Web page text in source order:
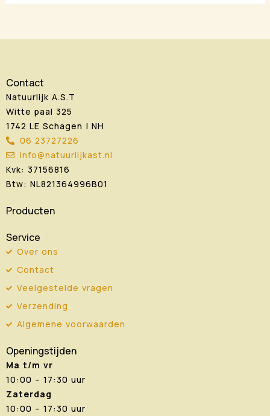
Contact
Natuurlijk A.S.T
Witte paal 325
1742 LE Schagen | NH
06 23727226
info@natuurlijkast.nl
Kvk: 37156816
Btw: NL821364996B01
Producten
Service
Over ons
Contact
Veelgestelde vragen
Verzending
Algemene voorwaarden
Openingstijden
Ma t/m vr
10:00 – 17:30 uur
Zaterdag
10:00 – 17:30 uur